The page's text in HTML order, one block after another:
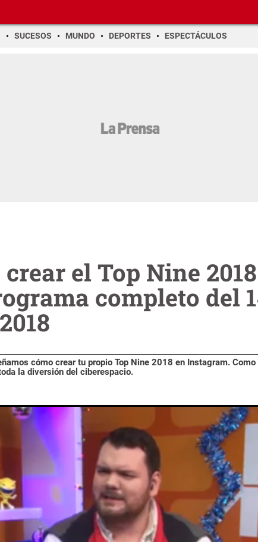
SUCESOS MUNDO DEPORTES ESPECTÁCULOS
crear el Top Nine
completo del
cómo crear tu propio Top Nine 2018 en Instagram.
la diversión del ciberespacio.